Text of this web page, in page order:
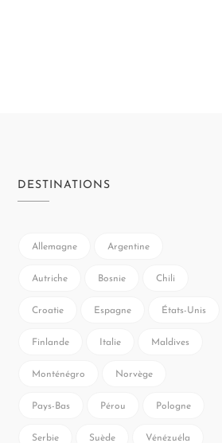
DESTINATIONS
Allemagne Argentine
Autriche Bosnie Chili
Croatie Espagne États-Unis
Finlande Italie Maldives
Monténégro Norvège
Pays-Bas Pérou Pologne
Serbie Suède Vénézuéla